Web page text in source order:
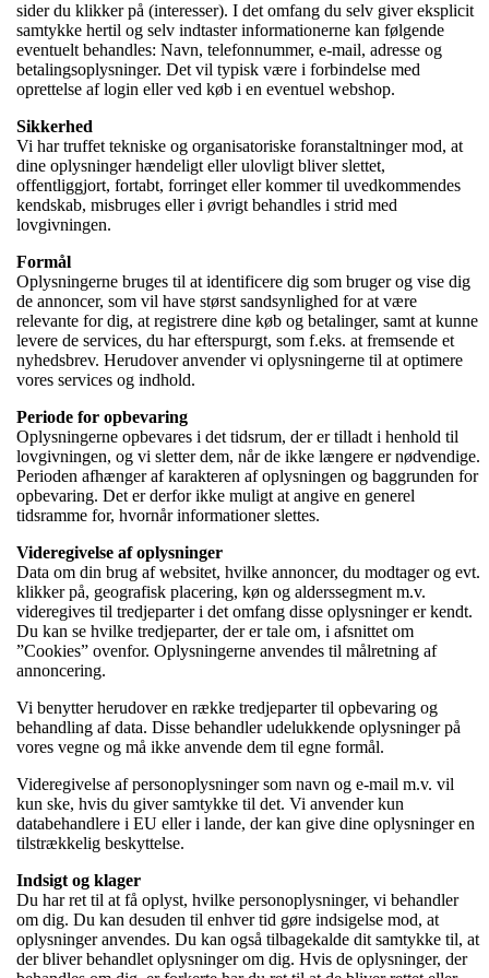
sider du klikker på (interesser). I det omfang du selv giver eksplicit
samtykke hertil og selv indtaster informationerne kan følgende
eventuelt behandles: Navn, telefonnummer, e-mail, adresse og
betalingsoplysninger. Det vil typisk være i forbindelse med
oprettelse af login eller ved køb i en eventuel webshop.
Sikkerhed
Vi har truffet tekniske og organisatoriske foranstaltninger mod, at
dine oplysninger hændeligt eller ulovligt bliver slettet,
offentliggjort, fortabt, forringet eller kommer til uvedkommendes
kendskab, misbruges eller i øvrigt behandles i strid med
lovgivningen.
Formål
Oplysningerne bruges til at identificere dig som bruger og vise dig
de annoncer, som vil have størst sandsynlighed for at være
relevante for dig, at registrere dine køb og betalinger, samt at kunne
levere de services, du har efterspurgt, som f.eks. at fremsende et
nyhedsbrev. Herudover anvender vi oplysningerne til at optimere
vores services og indhold.
Periode for opbevaring
Oplysningerne opbevares i det tidsrum, der er tilladt i henhold til
lovgivningen, og vi sletter dem, når de ikke længere er nødvendige.
Perioden afhænger af karakteren af oplysningen og baggrunden for
opbevaring. Det er derfor ikke muligt at angive en generel
tidsramme for, hvornår informationer slettes.
Videregivelse af oplysninger
Data om din brug af websitet, hvilke annoncer, du modtager og evt.
klikker på, geografisk placering, køn og alderssegment m.v.
videregives til tredjeparter i det omfang disse oplysninger er kendt.
Du kan se hvilke tredjeparter, der er tale om, i afsnittet om
”Cookies” ovenfor. Oplysningerne anvendes til målretning af
annoncering.
Vi benytter herudover en række tredjeparter til opbevaring og
behandling af data. Disse behandler udelukkende oplysninger på
vores vegne og må ikke anvende dem til egne formål.
Videregivelse af personoplysninger som navn og e-mail m.v. vil
kun ske, hvis du giver samtykke til det. Vi anvender kun
databehandlere i EU eller i lande, der kan give dine oplysninger en
tilstrækkelig beskyttelse.
Indsigt og klager
Du har ret til at få oplyst, hvilke personoplysninger, vi behandler
om dig. Du kan desuden til enhver tid gøre indsigelse mod, at
oplysninger anvendes. Du kan også tilbagekalde dit samtykke til, at
der bliver behandlet oplysninger om dig. Hvis de oplysninger, der